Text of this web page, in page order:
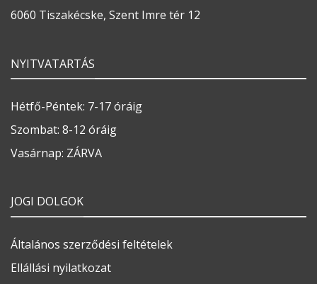
6060 Tiszakécske, Szent Imre tér 12
NYITVATARTÁS
Hétfő-Péntek: 7-17 óráig
Szombat: 8-12 óráig
Vasárnap: ZÁRVA
JOGI DOLGOK
Általános szerződési feltételek
Ellállási nyilatkozat